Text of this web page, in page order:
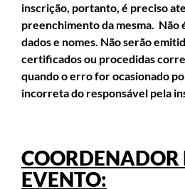
inscrição, portanto, é preciso
preenchimento da mesma.
dados e nomes. Não serão
certificados ou procedidas
quando o erro for ocasionado
incorreta do responsável pela
COORDENADOR
EVENTO: